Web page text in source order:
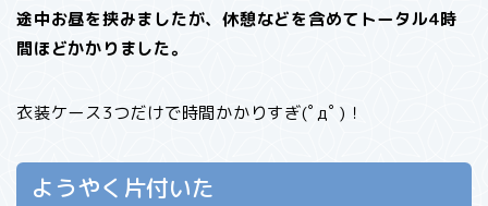
途中お昼を挟みましたが、休憩などを含めてトータル4時
間ほどかかりました。
衣装ケース3つだけで時間かかりすぎ(ﾟдﾟ)！
ようやく片付いた